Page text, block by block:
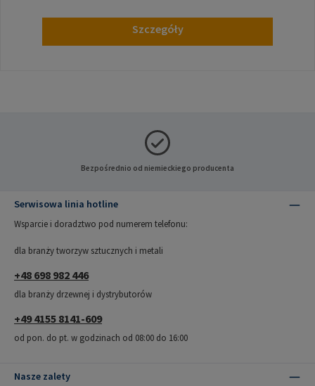
Szczegóły
Bezpośrednio od niemieckiego producenta
Serwisowa linia hotline
Wsparcie i doradztwo pod numerem telefonu:
dla branży tworzyw sztucznych i metali
+48 698 982 446
dla branży drzewnej i dystrybutorów
+49 4155 8141-609
od pon. do pt. w godzinach od 08:00 do 16:00
Nasze zalety